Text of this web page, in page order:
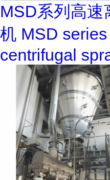
MSD系列高速
机 MSD
centrifugal